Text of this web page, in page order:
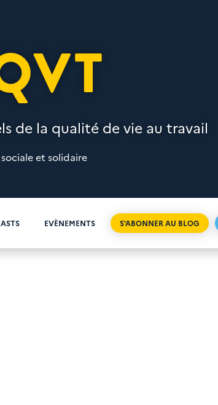
de la qualité de vie au travail
et solidaire
EVÈNEMENTS S'ABONNER AU BLOG